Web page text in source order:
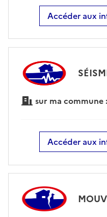
Accéder aux
sur ma commune :
Accéder aux